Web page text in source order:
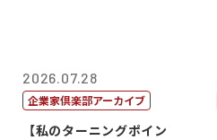
2026.07.28
企業家倶楽部アーカイブ
【私のターニングポイン